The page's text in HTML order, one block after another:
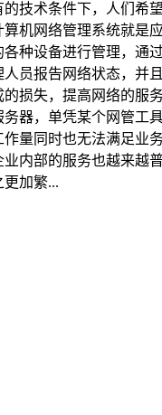
的技术条件下，人们希
机网络管理系统就是
各种设备进行管理，通
员报告网络状态，并
损失，提高网络的服
器，单凭某个网管工
作量同时也无法满足业
内部的服务也越来越
更加繁...